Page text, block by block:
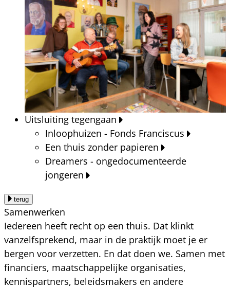
Uitsluiting tegengaan
Inloophuizen - Fonds Franciscus
Een thuis zonder papieren
Dreamers - ongedocumenteerde
jongeren
terug
Samenwerken
Iedereen heeft recht op een thuis. Dat klinkt
vanzelfsprekend, maar in de praktijk moet je er
bergen voor verzetten. En dat doen we. Samen met
financiers, maatschappelijke organisaties,
kennispartners, beleidsmakers en andere